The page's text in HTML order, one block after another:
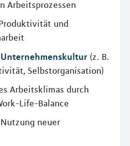
Arbeitsprozessen
und
(z. B.
Selbstorganisation)
Arbeitsklimas durch
Life-Balance
neuer